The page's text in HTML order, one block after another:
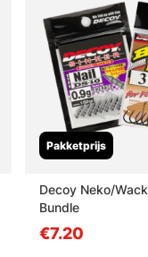
Pakketprijs
Decoy Neko/
Bundle
€7.20